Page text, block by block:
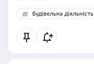
Будівельна діяльність